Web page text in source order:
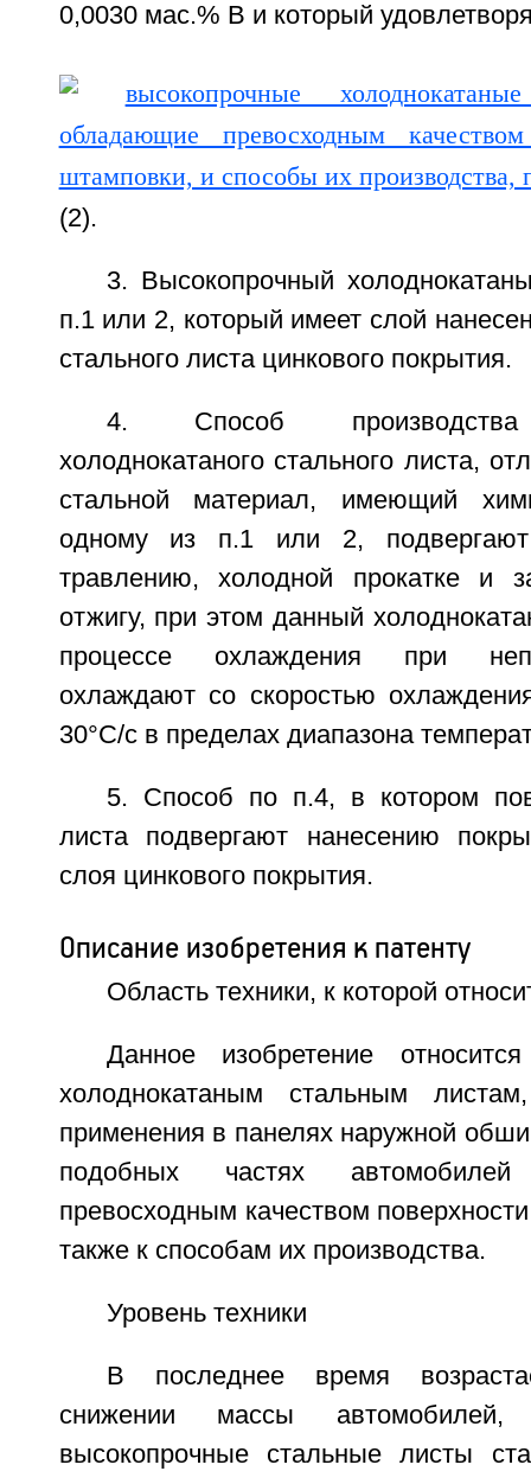
0,0030 мас.% В и который
(2).
3. Высокопрочный
п.1 или 2, который имеет слой
стального листа цинкового покрытия.
4. Способ производства
холоднокатаного стального листа,
стальной материал, имеющий
одному из п.1 или 2, подвергают
травлению, холодной прокатке и
отжигу, при этом данный
процессе охлаждения при
охлаждают со скоростью
30°С/с в пределах диапазона
5. Способ по п.4, в котором
листа подвергают нанесению
слоя цинкового покрытия.
Описание изобретения к патенту
Область техники, к которой
Данное изобретение
холоднокатаным стальным
применения в панелях наружной
подобных частях
превосходным качеством
также к способам их производства.
Уровень техники
В последнее время
снижении массы автомобилей,
высокопрочные стальные листы